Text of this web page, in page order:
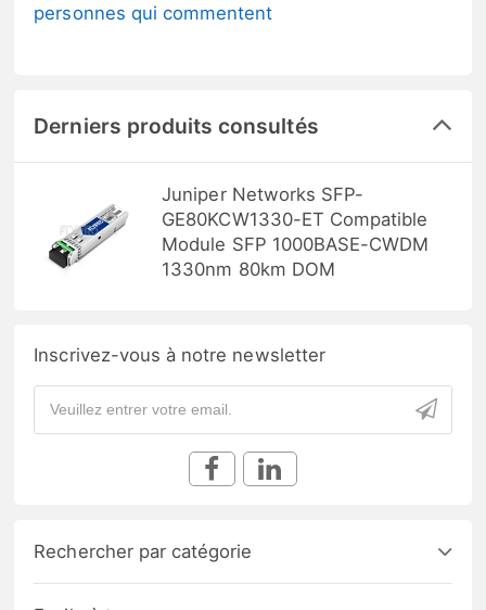
personnes qui commentent
Derniers produits consultés
Juniper Networks SFP-
GE80KCW1330-ET Compatible
Module SFP 1000BASE-CWDM
1330nm 80km DOM
Inscrivez-vous à notre newsletter
Rechercher par catégorie